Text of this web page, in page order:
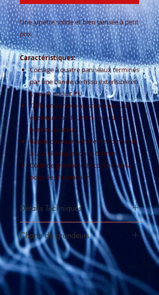
Une jupette solide et bien pensée à petit
prix.
Caractéristiques:
Corsage à quatre panneaux terminés
par une bande de tissu extensible en
Lycra® enduit PU
Taille universelle ajustable par une
élastique ronde 3mm muni d'un
barillet ajusteur
Bande contour adhérente combinée
à une élastique ronde 6,4mm
Code de grandeur de cockpit via la
poignée d'extraction
Détails Techniques
Nylon 400 deniers enduit PU
5000mm d'étanchéité
TissuStormLycra® laminé PU
extensible
Bande contour à technologie
slipnot
Coutures scellées en usine
Charte de grandeurs
Voir la charte